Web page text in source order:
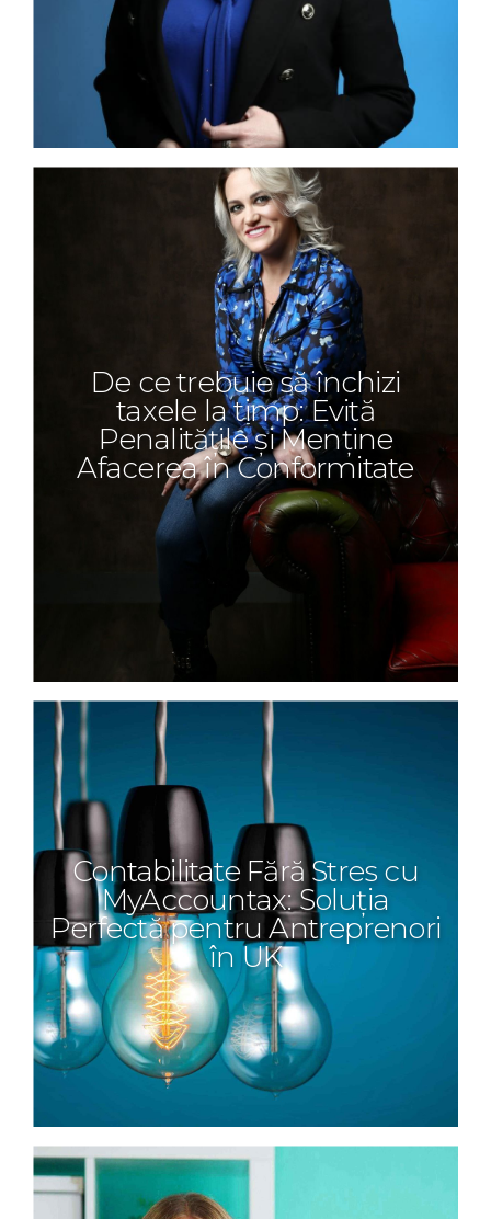
De ce trebuie să închizi
taxele la timp: Evită
Penalitățile și Menține
Afacerea în Conformitate
Contabilitate Fără Stres cu
MyAccountax: Soluția
Perfectă pentru Antreprenori
în UK